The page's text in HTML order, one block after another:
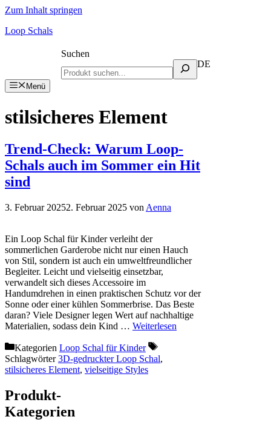
Zum Inhalt springen
Loop Schals
Suchen
DE
Menü
stilsicheres Element
Trend-Check: Warum Loop-
Schals auch im Sommer ein Hit
sind
3. Februar 20252. Februar 2025 von Aenna
Ein Loop Schal für Kinder verleiht der
sommerlichen Garderobe nicht nur einen Hauch
von Stil, sondern ist auch ein umweltfreundlicher
Begleiter. Leicht und vielseitig einsetzbar,
verwandelt sich dieses Accessoire im
Handumdrehen in einen praktischen Schutz vor der
Sonne oder einer kühlen Sommerbrise. Das Beste
daran? Viele Designer legen Wert auf nachhaltige
Materialien, sodass dein Kind … Weiterlesen
Kategorien Loop Schal für Kinder
Schlagwörter3D-gedruckter Loop Schal,
stilsicheres Element, vielseitige Styles
Produkt-
Kategorien